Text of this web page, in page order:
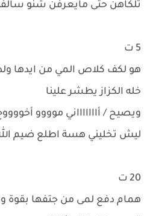
تلكاهن حتى مايعرفن شنو
5 ت
هو لكف كلاص المي من ايدها
خله الكزاز يطشر علينا
ويصيح / أاااااااني موووو
ليش تخليني هسة اطلع ضيم
20 ت
همام دفع لمى من جتفها بقوة